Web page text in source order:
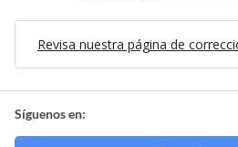
Revisa nuestra página de
Síguenos en: